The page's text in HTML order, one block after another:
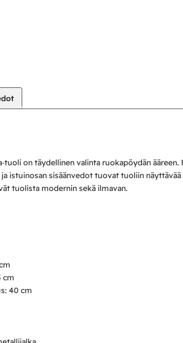
on täydellinen valinta ruokapöydän
ja istuinosan sisäänvedot tuovat tuoliin
tuolista modernin sekä ilmavan.
cm
40 cm